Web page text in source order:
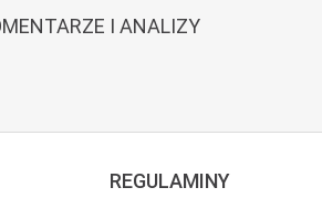
I ANALIZY
REGULAMINY